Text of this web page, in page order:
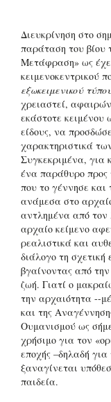
Διευκρίνηση στο
παράταση του
Μετάφραση» ως
κειμενοκεντρικού
εξωκειμενικού
χρειαστεί,
εκάστοτε κειμένου
είδους, να
χαρακτηριστικά
Συγκεκριμένα, για
ένα παράθυρο προς
που το γέννησε
ανάμεσα στο
αντλημένα από τον
αρχαίο κείμενο
ρεαλιστικά και
διάλογο τη
βγαίνοντας από
ζωή. Γιατί ο
την αρχαιότητα --
και της
Ουμανισμού ως
χρήσιμο για τον
εποχής –δηλαδή
ξαναγίνεται
παιδεία.